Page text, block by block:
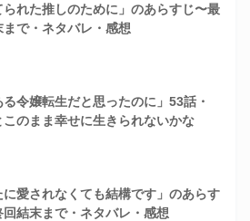
られた推しのために」のあらすじ〜最
まで・ネタバレ・感想
る令嬢転生だと思ったのに」53話・
このまま幸せに生きられないかな
に愛されなくても結構です」のあらす
回結末まで・ネタバレ・感想